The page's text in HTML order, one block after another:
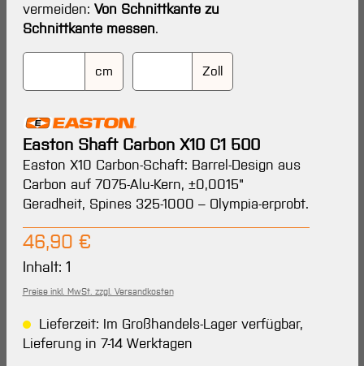
vermeiden: Von Schnittkante zu
Schnittkante messen.
cm Zoll
Easton Shaft Carbon X10 C1 500
Easton X10 Carbon-Schaft: Barrel-Design aus
Carbon auf 7075-Alu-Kern, ±0,0015"
Geradheit, Spines 325-1000 – Olympia-erprobt.
Regulärer Preis:
46,90 €
Inhalt: 1
Preise inkl. MwSt. zzgl. Versandkosten
Lieferzeit: Im Großhandels-Lager verfügbar,
Lieferung in 7-14 Werktagen